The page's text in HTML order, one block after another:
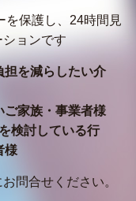
を保護し、24時間見
ョンです
担を減らしたい介
ご家族・事業者様
検討している行
様
問合せください。